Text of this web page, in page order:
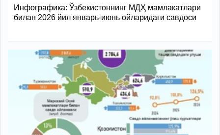
Инфографика: Ўзбекистоннинг МДҲ мамлакатлари
билан 2026 йил январь-июнь ойларидаги савдоси